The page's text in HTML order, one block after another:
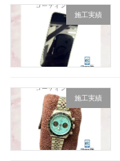
施工実績
施工実績